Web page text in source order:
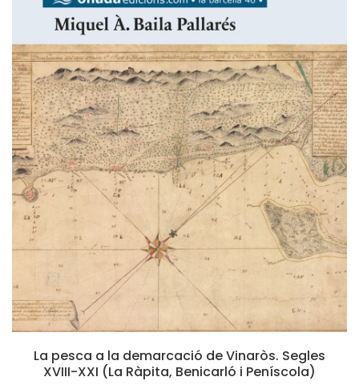
La pesca a la demarcació de Vinaròs. Segles
XVIII-XXI (La Ràpita, Benicarló i Peníscola)